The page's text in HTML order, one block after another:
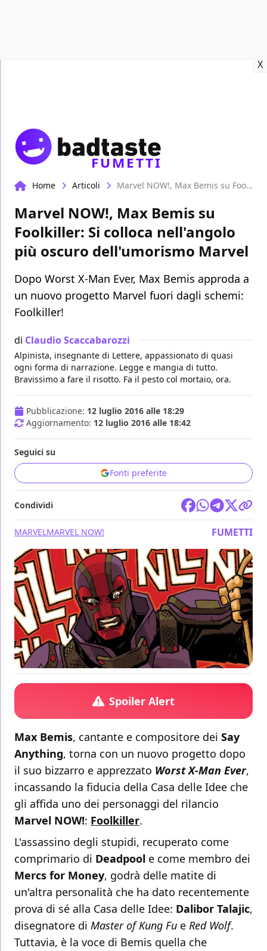
X
FUMETTI
Home Articoli Marvel NOW!, Max Bemis su Foolkiller: Si colloca nell'angolo più oscuro dell'umorismo Marvel
Marvel NOW!, Max Bemis su
Foolkiller: Si colloca nell'angolo
più oscuro dell'umorismo Marvel
Dopo Worst X-Man Ever, Max Bemis approda a
un nuovo progetto Marvel fuori dagli schemi:
Foolkiller!
di Claudio Scaccabarozzi
Alpinista, insegnante di Lettere, appassionato di quasi
ogni forma di narrazione. Legge e mangia di tutto.
Bravissimo a fare il risotto. Fa il pesto col mortaio, ora.
Pubblicazione: 12 luglio 2016 alle 18:29
Aggiornamento: 12 luglio 2016 alle 18:42
Seguici su
Fonti preferite
Condividi
MARVELMARVEL NOW! FUMETTI
Spoiler Alert
Max Bemis, cantante e compositore dei Say
Anything, torna con un nuovo progetto dopo
il suo bizzarro e apprezzato Worst X-Man Ever,
incassando la fiducia della Casa delle Idee che
gli affida uno dei personaggi del rilancio
Marvel NOW!: Foolkiller.
L'assassino degli stupidi, recuperato come
comprimario di Deadpool e come membro dei
Mercs for Money, godrà delle matite di
un'altra personalità che ha dato recentemente
prova di sé alla Casa delle Idee: Dalibor Talajic,
disegnatore di Master of Kung Fu e Red Wolf.
Tuttavia, è la voce di Bemis quella che